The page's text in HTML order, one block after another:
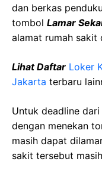
dan berkas
tombol Lamar
alamat rumah sakit
Lihat Daftar Loker
Jakarta terbaru
Untuk deadline
dengan menekan
masih dapat
sakit tersebut